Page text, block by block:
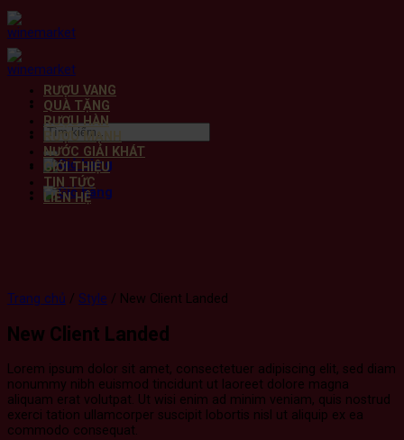
Bỏ
qua
nội
dung
Tìm
kiếm:
RƯỢU VANG
QUÀ TẶNG
RƯỢU HÀN
RƯỢU MẠNH
NƯỚC GIẢI KHÁT
GIỚI THIỆU
TIN TỨC
LIÊN HỆ
Trang chủ / Style / New Client Landed
New Client Landed
Lorem ipsum dolor sit amet, consectetuer adipiscing elit, sed diam
nonummy nibh euismod tincidunt ut laoreet dolore magna
aliquam erat volutpat. Ut wisi enim ad minim veniam, quis nostrud
exerci tation ullamcorper suscipit lobortis nisl ut aliquip ex ea
commodo consequat.